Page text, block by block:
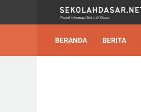
BERANDA BERITA